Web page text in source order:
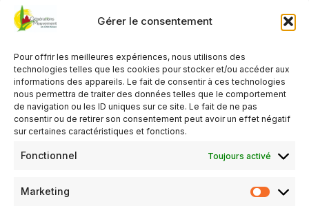
Gérer le consentement
Pour offrir les meilleures expériences, nous utilisons des
technologies telles que les cookies pour stocker et/ou accéder aux
informations des appareils. Le fait de consentir à ces technologies
nous permettra de traiter des données telles que le comportement
de navigation ou les ID uniques sur ce site. Le fait de ne pas
consentir ou de retirer son consentement peut avoir un effet négatif
sur certaines caractéristiques et fonctions.
Fonctionnel Toujours activé
Marketing
PROCHAIN ÉVÈNEMENT
2026 - 0h00
Tout voir
DESCRIPTION
ÉVÈNEMENTS À VENIR